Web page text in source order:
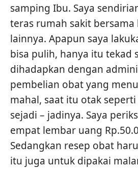
samping Ibu. Saya
teras rumah sakit bersama
lainnya. Apapun saya
bisa pulih, hanya itu tekad
dihadapkan dengan
pembelian obat yang
mahal, saat itu otak
sejadi – jadinya. Saya
empat lembar uang
Sedangkan resep obat
itu juga untuk dipakai